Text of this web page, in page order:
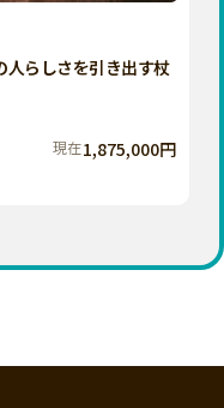
千葉
神奈川
石川
人らしさを引き出す杖
現在1,875,000円